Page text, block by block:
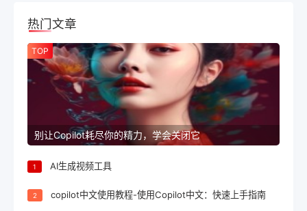
热门文章
TOP
别让Copilot耗尽你的精力，学会关闭它
1 AI生成视频工具
2 copilot中文使用教程-使用Copilot中文：快速上手指南